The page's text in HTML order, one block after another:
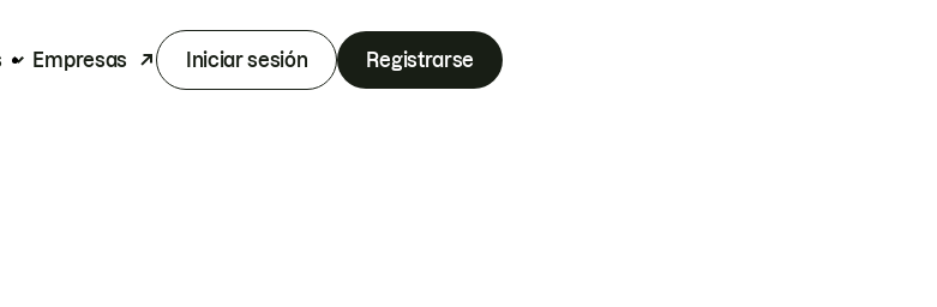
Empresas Iniciar sesión Registrarse